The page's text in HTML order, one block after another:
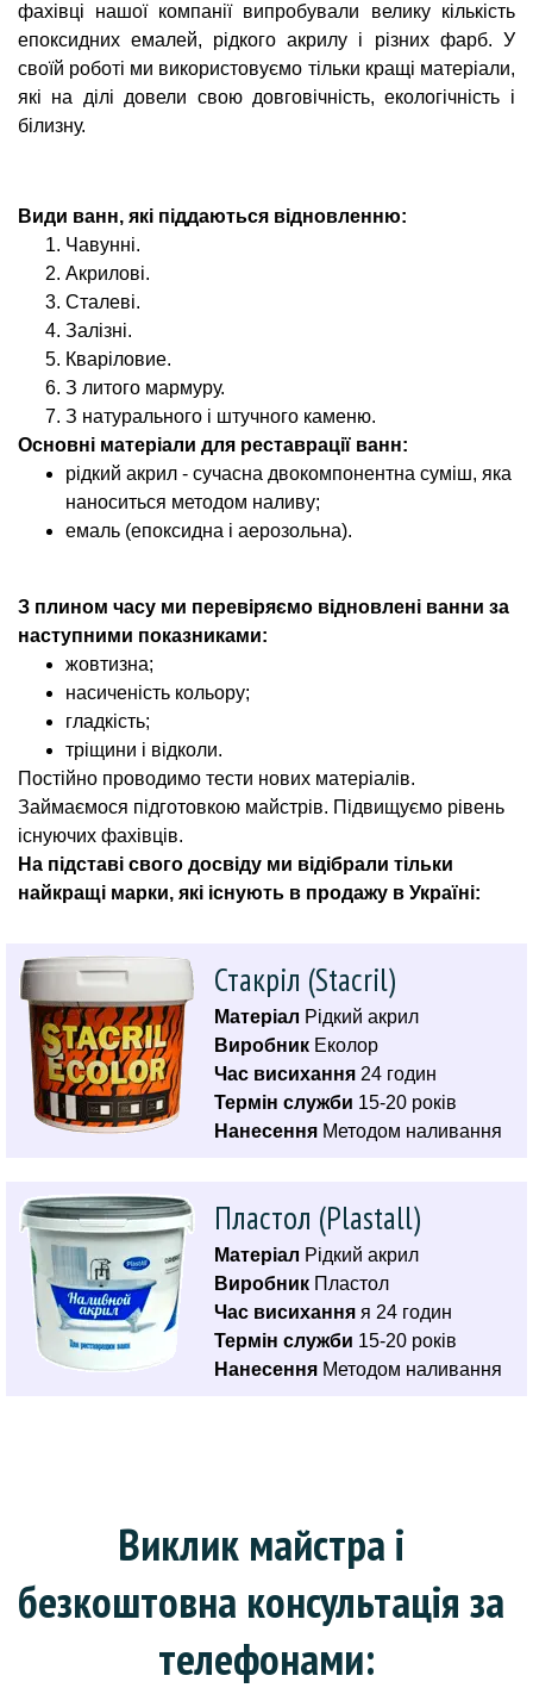
фахівці нашої компанії випробували велику кількість
епоксидних емалей, рідкого акрилу і різних фарб. У
своїй роботі ми використовуємо тільки кращі матеріали,
які на ділі довели свою довговічність, екологічність і
білизну.
Види ванн, які піддаються відновленню:
Чавунні.
Акрилові.
Сталеві.
Залізні.
Кваріловие.
З литого мармуру.
З натурального і штучного каменю.
Основні матеріали для реставрації ванн:
рідкий акрил - сучасна двокомпонентна суміш, яка
наноситься методом наливу;
емаль (епоксидна і аерозольна).
З плином часу ми перевіряємо відновлені ванни за
наступними показниками:
жовтизна;
насиченість кольору;
гладкість;
тріщини і відколи.
Постійно проводимо тести нових матеріалів.
Займаємося підготовкою майстрів. Підвищуємо рівень
існуючих фахівців.
На підставі свого досвіду ми відібрали тільки
найкращі марки, які існують в продажу в Україні:
Стакріл (Stacril)
Матеріал Рідкий акрил
Виробник Еколор
Час висихання 24 годин
Термін служби 15-20 років
Нанесення Методом наливання
Пластол (Plastall)
Матеріал Рідкий акрил
Виробник Пластол
Час висихання я 24 годин
Термін служби 15-20 років
Нанесення Методом наливання
Виклик майстра і
безкоштовна консультація за
телефонами: